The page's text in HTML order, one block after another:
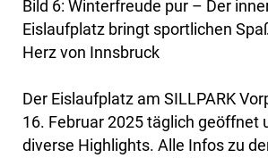
Bild 6: Winterfreude pur – Der
Eislaufplatz bringt sportlichen
Herz von Innsbruck
Der Eislaufplatz am SILLPARK
16. Februar 2025 täglich geöffnet
diverse Highlights. Alle Infos zu